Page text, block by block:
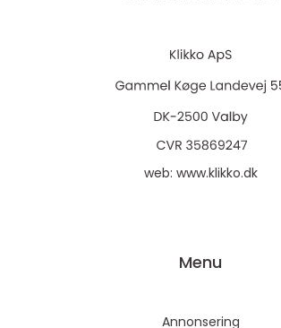
web: www.klikko.dk
Menu
Annonsering